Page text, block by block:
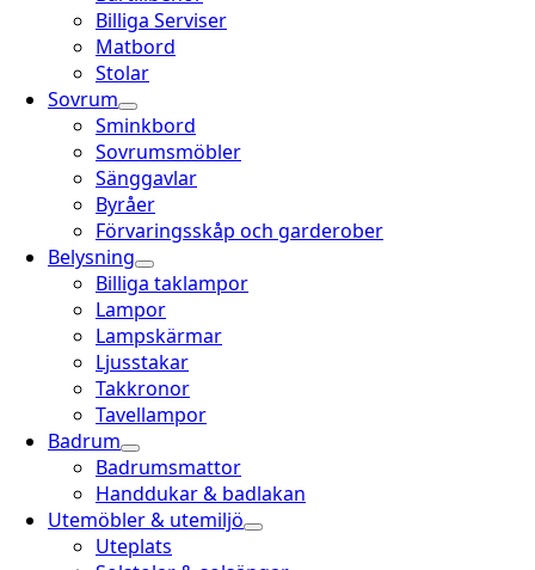
Billiga Serviser
Matbord
Stolar
Sovrum
Sminkbord
Sovrumsmöbler
Sänggavlar
Byråer
Förvaringsskåp och garderober
Belysning
Billiga taklampor
Lampor
Lampskärmar
Ljusstakar
Takkronor
Tavellampor
Badrum
Badrumsmattor
Handdukar & badlakan
Utemöbler & utemiljö
Uteplats